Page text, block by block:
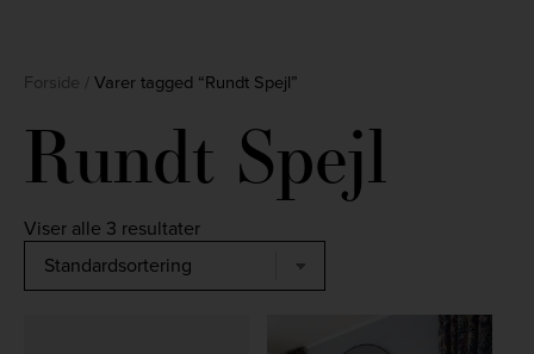
Forside Varer tagged “Rundt Spejl”
Rundt Spejl
Viser alle 3 resultater